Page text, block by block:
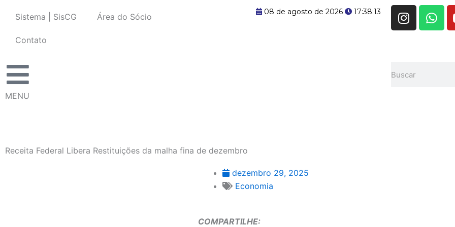
para
conteúdo
Sistema | SisCG Área do Sócio
Contato
08 de agosto de 2026 17:38:14
I
n
g
W
h
MENU
Receita Federal Libera Restituições da malha fina de dezembro
dezembro 29, 2025
Economia
COMPARTILHE: